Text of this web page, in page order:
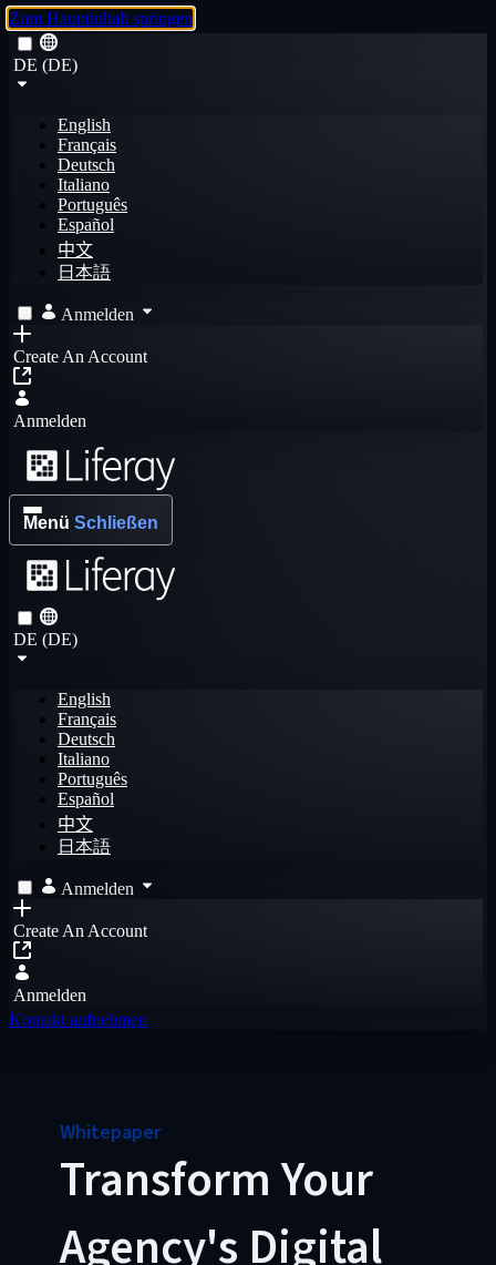
Zum Hauptinhalt springen
DE (DE)
English
Français
Deutsch
Italiano
Português
Español
中文
日本語
Anmelden
Create An Account
Anmelden
Menü Schließen
DE (DE)
English
Français
Deutsch
Italiano
Português
Español
中文
日本語
Anmelden
Create An Account
Anmelden
Kontakt aufnehmen
Whitepaper
Transform Your
Agency's Digital